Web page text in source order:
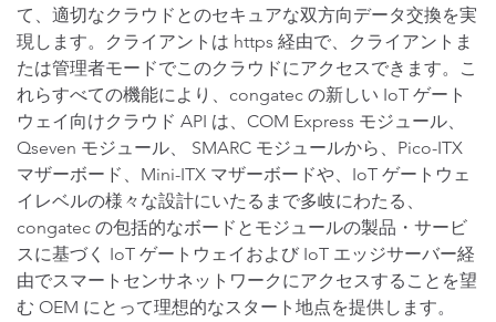
て、適切なクラウドとのセキュアな双方向データ交換を実
現します。クライアントは https 経由で、クライアントま
たは管理者モードでこのクラウドにアクセスできます。こ
れらすべての機能により、congatec の新しい IoT ゲート
ウェイ向けクラウド API は、COM Express モジュール、
Qseven モジュール、 SMARC モジュールから、Pico-ITX
マザーボード、Mini-ITX マザーボードや、IoT ゲートウェ
イレベルの様々な設計にいたるまで多岐にわたる、
congatec の包括的なボードとモジュールの製品・サービ
スに基づく IoT ゲートウェイおよび IoT エッジサーバー経
由でスマートセンサネットワークにアクセスすることを望
む OEM にとって理想的なスタート地点を提供します。